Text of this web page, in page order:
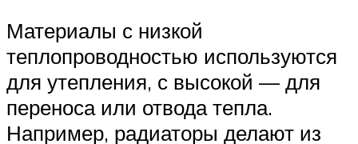
Материалы с низкой
теплопроводностью используются
для утепления, с высокой — для
переноса или отвода тепла.
Например, радиаторы делают из